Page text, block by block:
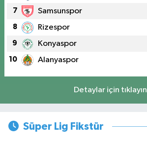
7 Samsunspor
8 Rizespor
9 Konyaspor
10 Alanyaspor
Detaylar için tıklayın
Süper Lig Fikstür